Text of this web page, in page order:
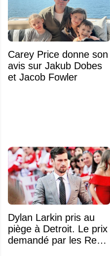
Carey Price donne son
avis sur Jakub Dobes
et Jacob Fowler
Dylan Larkin pris au
piège à Detroit. Le prix
demandé par les Red